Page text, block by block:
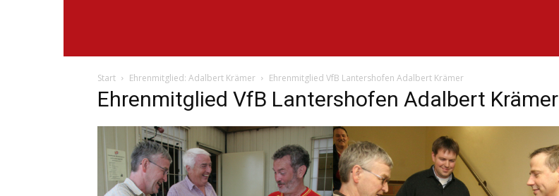
Start Ehrenmitglied: Adalbert Krämer Ehrenmitglied VfB Lantershofen Adalbert Krämer
Ehrenmitglied VfB Lantershofen Adalbert Krämer